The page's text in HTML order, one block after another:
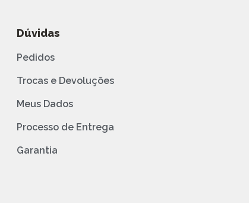
Dúvidas
Pedidos
Trocas e Devoluções
Meus Dados
Processo de Entrega
Garantia